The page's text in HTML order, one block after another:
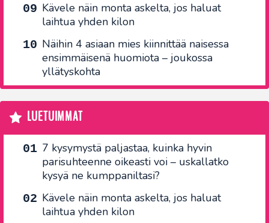
Kävele näin monta askelta, jos haluat
laihtua yhden kilon
Näihin 4 asiaan mies kiinnittää naisessa
ensimmäisenä huomiota – joukossa
yllätyskohta
LUETUIMMAT
7 kysymystä paljastaa, kuinka hyvin
parisuhteenne oikeasti voi – uskallatko
kysyä ne kumppaniltasi?
Kävele näin monta askelta, jos haluat
laihtua yhden kilon